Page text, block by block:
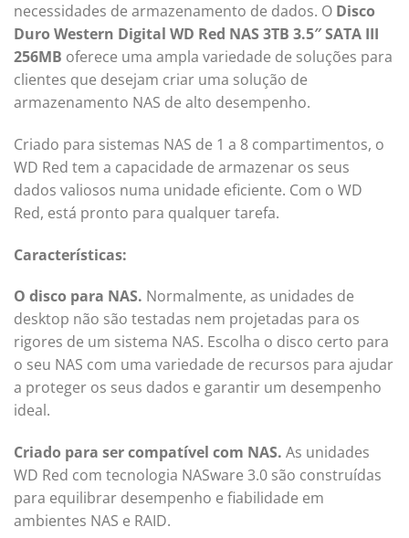
necessidades de armazenamento de dados. O Disco
Duro Western Digital WD Red NAS 3TB 3.5″ SATA III
256MB oferece uma ampla variedade de soluções para
clientes que desejam criar uma solução de
armazenamento NAS de alto desempenho.
Criado para sistemas NAS de 1 a 8 compartimentos, o
WD Red tem a capacidade de armazenar os seus
dados valiosos numa unidade eficiente. Com o WD
Red, está pronto para qualquer tarefa.
Características:
O disco para NAS. Normalmente, as unidades de
desktop não são testadas nem projetadas para os
rigores de um sistema NAS. Escolha o disco certo para
o seu NAS com uma variedade de recursos para ajudar
a proteger os seus dados e garantir um desempenho
ideal.
Criado para ser compatível com NAS. As unidades
WD Red com tecnologia NASware 3.0 são construídas
para equilibrar desempenho e fiabilidade em
ambientes NAS e RAID.